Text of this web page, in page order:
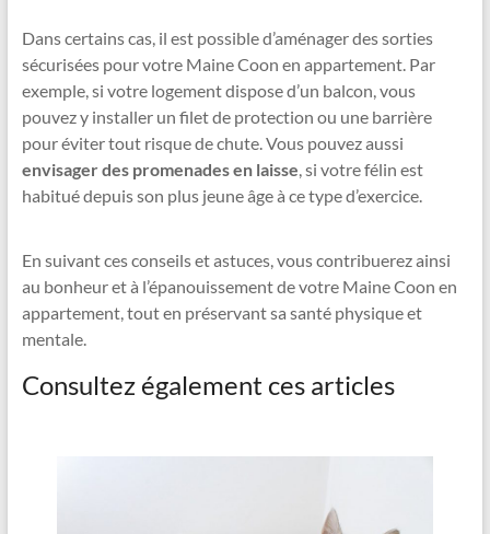
Dans certains cas, il est possible d’aménager des sorties
sécurisées pour votre Maine Coon en appartement. Par
exemple, si votre logement dispose d’un balcon, vous
pouvez y installer un filet de protection ou une barrière
pour éviter tout risque de chute. Vous pouvez aussi
envisager des promenades en laisse, si votre félin est
habitué depuis son plus jeune âge à ce type d’exercice.
En suivant ces conseils et astuces, vous contribuerez ainsi
au bonheur et à l’épanouissement de votre Maine Coon en
appartement, tout en préservant sa santé physique et
mentale.
Consultez également ces articles